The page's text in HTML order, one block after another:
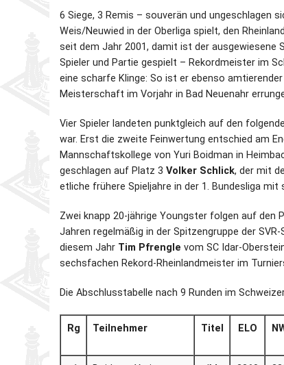
6 Siege, 3 Remis – souverän und ungeschlagen
Weis/Neuwied in der Oberliga spielt, den
seit dem Jahr 2001, damit ist der ausgewiesene
Spieler und Partie gespielt – Rekordmeister im
eine scharfe Klinge: So ist er ebenso
Meisterschaft im Vorjahr in Bad Neuenahr
Vier Spieler landeten punktgleich auf den
war. Erst die zweite Feinwertung entschied am
Mannschaftskollege von Yuri Boidman in
geschlagen auf Platz 3 Volker Schlick, der mit
etliche frühere Spieljahre in der 1. Bundesliga mit
Zwei knapp 20-jährige Youngster folgen auf den
Jahren regelmäßig in der Spitzengruppe der
diesem Jahr Tim Pfrengle vom SC Idar-
sechsfachen Rekord-Rheinlandmeister im
Die Abschlusstabelle nach 9 Runden im
Rg Teilnehmer Titel ELO